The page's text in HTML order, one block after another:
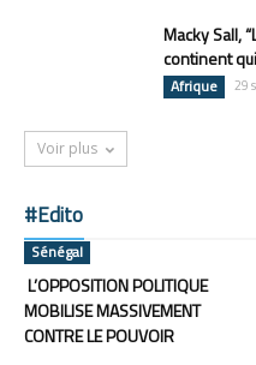
Macky Sall,
continent
Afrique 29
Voir plus
#Edito
Sénégal
L’OPPOSITION POLITIQUE
MOBILISE MASSIVEMENT
CONTRE LE POUVOIR